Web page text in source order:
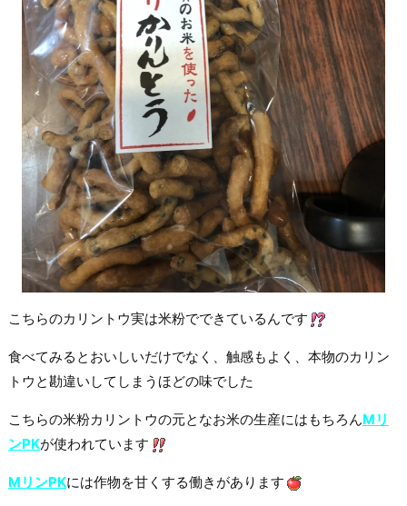
こちらのカリントウ実は米粉でできているんです
食べてみるとおいしいだけでなく、触感もよく、本物のカリン
トウと勘違いしてしまうほどの味でした
こちらの米粉カリントウの元となお米の生産にはもちろんMリ
ンPKが使われています
MリンPKには作物を甘くする働きがあります